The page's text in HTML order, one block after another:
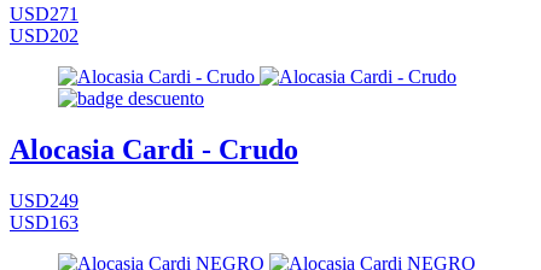
USD271
USD202
Alocasia Cardi - Crudo
USD249
USD163